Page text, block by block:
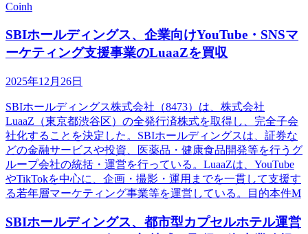
Coinh
SBIホールディングス、企業向けYouTube・SNSマ
ーケティング支援事業のLuaaZを買収
2025年12月26日
SBIホールディングス株式会社（8473）は、株式会社
LuaaZ（東京都渋谷区）の全発行済株式を取得し、完全子会
社化することを決定した。SBIホールディングスは、証券な
どの金融サービスや投資、医薬品・健康食品開発等を行うグ
ループ会社の統括・運営を行っている。LuaaZは、YouTube
やTikTokを中心に、企画・撮影・運用までを一貫して支援す
る若年層マーケティング事業等を運営している。目的本件M
SBIホールディングス、都市型カプセルホテル運営